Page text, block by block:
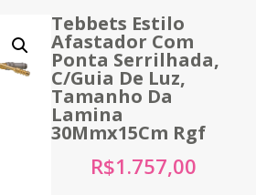
Tebbets Estilo
Afastador Com
Ponta Serrilhada,
C/Guia De Luz,
Tamanho Da
Lamina
30Mmx15Cm Rgf
R$1.757,00